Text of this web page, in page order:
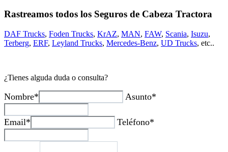
Rastreamos todos los Seguros de Cabeza Tractora
DAF Trucks, Foden Trucks, KrAZ, MAN, FAW, Scania, Isuzu,
Terberg, ERF, Leyland Trucks, Mercedes-Benz, UD Trucks, etc..
¿Tienes alguda duda o consulta?
Nombre* Asunto*
Email* Teléfono*